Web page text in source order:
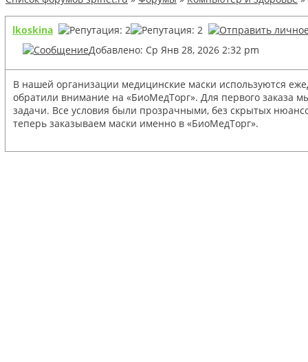
lkoskina
Добавлено: Ср Янв 28, 2026 2:32 pm
В нашей организации медицинские маски используются
обратили внимание на «БиоМедТорг». Для первого заказа
задачи. Все условия были прозрачными, без скрытых
теперь заказываем маски именно в «БиоМедТорг».